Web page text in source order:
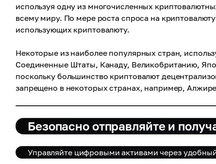
используя одну из многочисленных
всему миру. По мере роста спроса на
использующих криптовалюту.
Некоторые из наиболее популярных стран,
Соединенные Штаты, Канаду, Великобританию,
поскольку большинство криптовалют
запрещено в некоторых странах, например,
Безопасно отправляйте и
Управляйте цифровыми активами через